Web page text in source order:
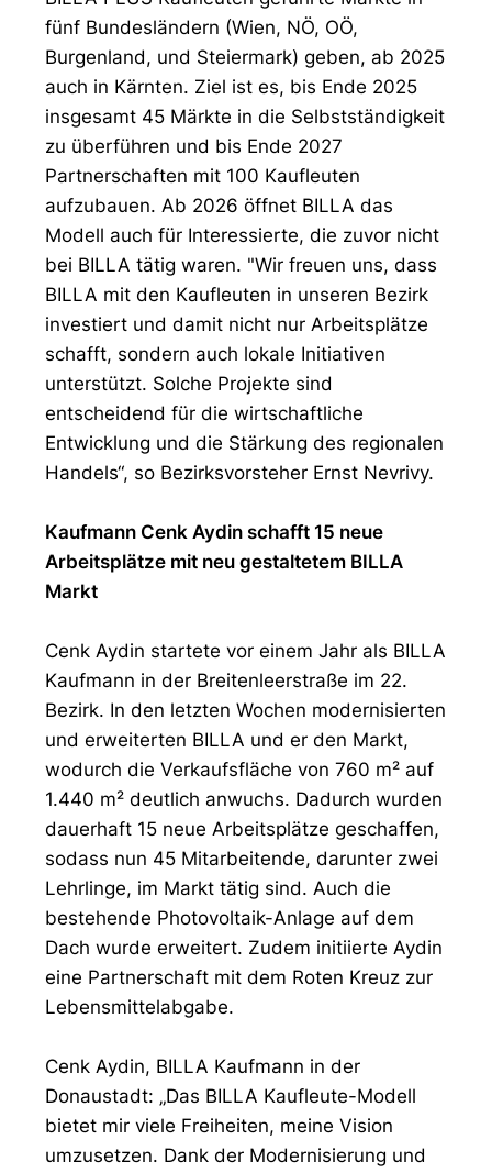
fünf Bundesländern (Wien, NÖ, OÖ,
Burgenland, und Steiermark) geben, ab 2025
auch in Kärnten. Ziel ist es, bis Ende 2025
insgesamt 45 Märkte in die Selbstständigkeit
zu überführen und bis Ende 2027
Partnerschaften mit 100 Kaufleuten
aufzubauen. Ab 2026 öffnet BILLA das
Modell auch für Interessierte, die zuvor nicht
bei BILLA tätig waren. "Wir freuen uns, dass
BILLA mit den Kaufleuten in unseren Bezirk
investiert und damit nicht nur Arbeitsplätze
schafft, sondern auch lokale Initiativen
unterstützt. Solche Projekte sind
entscheidend für die wirtschaftliche
Entwicklung und die Stärkung des regionalen
Handels“, so Bezirksvorsteher Ernst Nevrivy.
Kaufmann Cenk Aydin schafft 15 neue
Arbeitsplätze mit neu gestaltetem BILLA
Markt
Cenk Aydin startete vor einem Jahr als BILLA
Kaufmann in der Breitenleerstraße im 22.
Bezirk. In den letzten Wochen modernisierten
und erweiterten BILLA und er den Markt,
wodurch die Verkaufsfläche von 760 m² auf
1.440 m² deutlich anwuchs. Dadurch wurden
dauerhaft 15 neue Arbeitsplätze geschaffen,
sodass nun 45 Mitarbeitende, darunter zwei
Lehrlinge, im Markt tätig sind. Auch die
bestehende Photovoltaik-Anlage auf dem
Dach wurde erweitert. Zudem initiierte Aydin
eine Partnerschaft mit dem Roten Kreuz zur
Lebensmittelabgabe.
Cenk Aydin, BILLA Kaufmann in der
Donaustadt: „Das BILLA Kaufleute-Modell
bietet mir viele Freiheiten, meine Vision
umzusetzen. Dank der Modernisierung und